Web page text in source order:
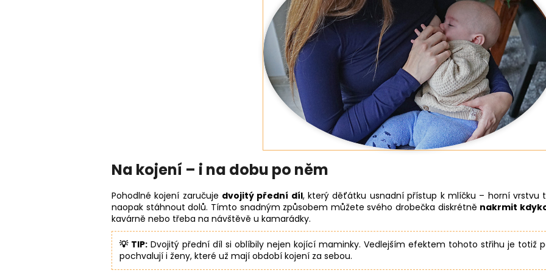
Na kojení – i na dobu po něm
Pohodlné kojení zaručuje dvojitý přední díl, který děťátku usnadní přístup k mlíčku – horní vrstvu
naopak stáhnout dolů. Tímto snadným způsobem můžete svého drobečka diskrétně nakrmit
kavárně nebo třeba na návštěvě u kamarádky.
💡 TIP: Dvojitý přední díl si oblíbily nejen kojící maminky. Vedlejším efektem tohoto střihu je totiž
pochvalují i ženy, které už mají období kojení za sebou.